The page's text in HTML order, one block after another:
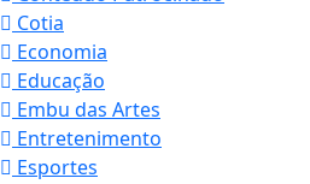
Cotia
Economia
Educação
Embu das Artes
Entretenimento
Esportes